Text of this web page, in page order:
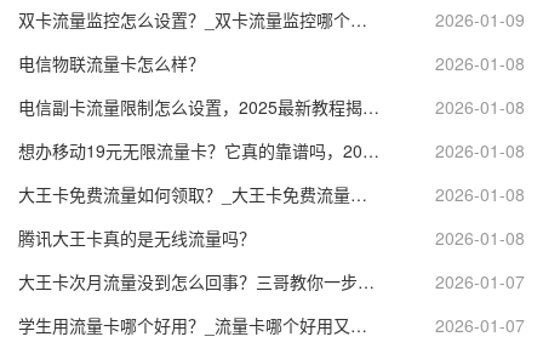
双卡流量监控怎么设置？_双卡流量监控哪个软件好？全面解析实用技巧
2026-01-09
电信物联流量卡怎么样？
2026-01-08
电信副卡流量限制怎么设置，2025最新教程揭秘！
2026-01-08
想办移动19元无限流量卡？它真的靠谱吗，2025年有哪些套餐值得选？
2026-01-08
大王卡免费流量如何领取？_大王卡免费流量使用规则？
2026-01-08
腾讯大王卡真的是无线流量吗？
2026-01-08
大王卡次月流量没到怎么回事？三哥教你一步步排查解决！
2026-01-07
学生用流量卡哪个好用？_流量卡哪个好用又便宜？
2026-01-07